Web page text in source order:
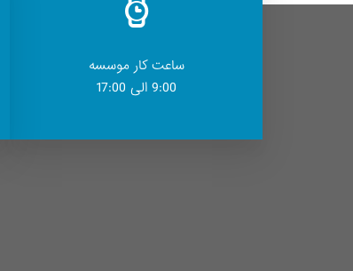
ساعت کار موسسه
9:00 الی 17:00